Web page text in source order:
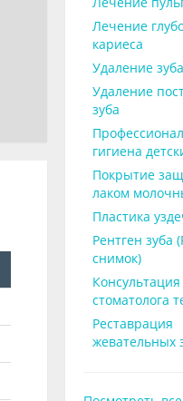
Лечение
кариеса
Удаление
Удаление
зуба
гигиена
Покрытие
лаком
Пластика
Рентген зуба
снимок)
стоматолога
Реставрация
жевательных